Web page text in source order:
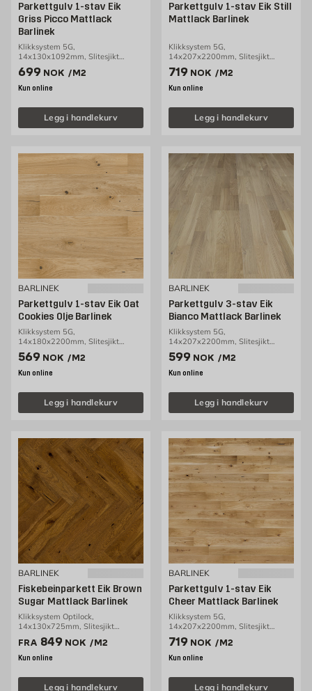
Parkettgulv 1-stav Eik
Griss Picco Mattlack
Barlinek
Klikksystem 5G,
14x130x1092mm, Slitesjikt
2,5mm, 0,99m2/pakke
Pris 699 NOK /m2
699 NOK /M2
Kun online
Legg i handlekurv
Parkettgulv 1-stav Eik Still
Mattlack Barlinek
Klikksystem 5G,
14x207x2200mm, Slitesjikt
3,2mm, 3,18m2/pakke
Pris 719 NOK /m2
719 NOK /M2
Kun online
Legg i handlekurv
BARLINEK
Parkettgulv 1-stav Eik Oat
Cookies Olje Barlinek
Klikksystem 5G,
14x180x2200mm, Slitesjikt
2,5mm, 2,77m2/pakke
Pris 569 NOK /m2
569 NOK /M2
Kun online
Legg i handlekurv
BARLINEK
Parkettgulv 3-stav Eik
Bianco Mattlack Barlinek
Klikksystem 5G,
14x207x2200mm, Slitesjikt
3,2mm, 3,18m2/pakke
Pris 599 NOK /m2
599 NOK /M2
Kun online
Legg i handlekurv
BARLINEK
Fiskebeinparkett Eik Brown
Sugar Mattlack Barlinek
Klikksystem Optilock,
14x130x725mm, Slitesjikt
2,5mm, 0,65m2/pakke
FRA Pris 849 NOK /m2
849 NOK /M2
Kun online
Legg i handlekurv
BARLINEK
Parkettgulv 1-stav Eik
Cheer Mattlack Barlinek
Klikksystem 5G,
14x207x2200mm, Slitesjikt
3,2mm, 3,18m2/pakke
Pris 719 NOK /m2
719 NOK /M2
Kun online
Legg i handlekurv